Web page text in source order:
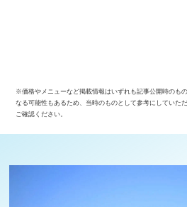
※価格やメニューなど掲載情報はいずれも記事公開時のも
なる可能性もあるため、当時のものとして参考にしていた
ご確認ください。